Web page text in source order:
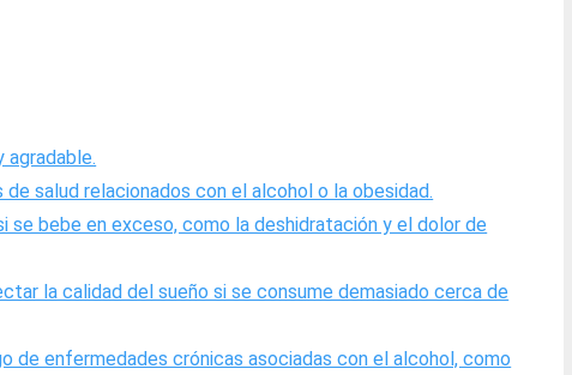
agradable.
salud relacionados con el alcohol o la obesidad.
bebe en exceso, como la deshidratación y el dolor de
la calidad del sueño si se consume demasiado cerca de
de enfermedades crónicas asociadas con el alcohol, como